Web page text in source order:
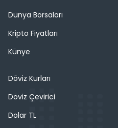
Dünya Borsaları
Kripto Fiyatları
Künye
Döviz Kurları
Döviz Çevirici
Dolar TL